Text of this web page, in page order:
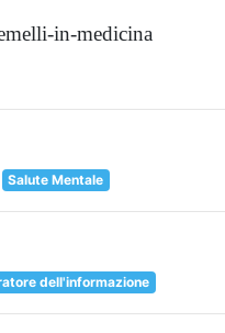
in-medicina
Salute Mentale
dell'informazione